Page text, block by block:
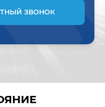
ЗВОНОК